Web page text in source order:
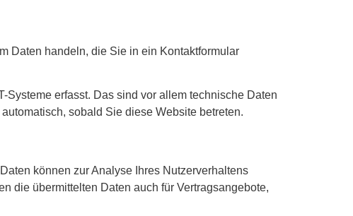
Daten handeln, die Sie in ein Kontaktformular
erfasst. Das sind vor allem technische Daten
sobald Sie diese Website betreten.
können zur Analyse Ihres Nutzerverhaltens
die übermittelten Daten auch für Vertragsangebote,